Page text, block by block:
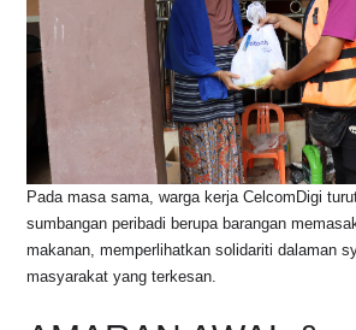
Pada masa sama, warga kerja CelcomDigi
sumbangan peribadi berupa barangan
makanan, memperlihatkan solidariti dalaman
masyarakat yang terkesan.